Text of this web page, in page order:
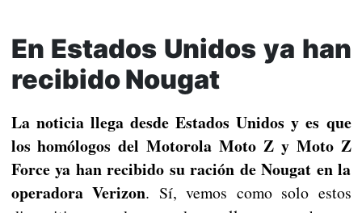
En Estados Unidos ya han
recibido Nougat
La noticia llega desde Estados Unidos y es que
los homólogos del Motorola Moto Z y Moto Z
Force ya han recibido su ración de Nougat en la
operadora Verizon. Sí, vemos como solo estos